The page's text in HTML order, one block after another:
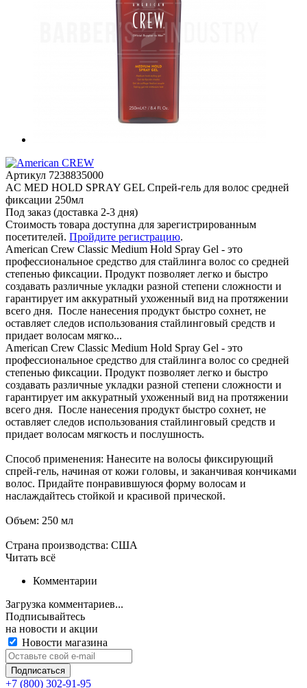
Артикул 7238835000
AC MED HOLD SPRAY GEL Спрей-гель для волос средней
фиксации 250мл
Под заказ (доставка 2-3 дня)
Стоимость товара доступна для зарегистрированным
посетителей. Пройдите регистрацию.
American Crew Classic Medium Hold Spray Gel - это
профессиональное средство для стайлинга волос со средней
степенью фиксации. Продукт позволяет легко и быстро
создавать различные укладки разной степени сложности и
гарантирует им аккуратный ухоженный вид на протяжении
всего дня. После нанесения продукт быстро сохнет, не
оставляет следов использования стайлинговый средств и
придает волосам мягко...
American Crew Classic Medium Hold Spray Gel - это
профессиональное средство для стайлинга волос со средней
степенью фиксации. Продукт позволяет легко и быстро
создавать различные укладки разной степени сложности и
гарантирует им аккуратный ухоженный вид на протяжении
всего дня. После нанесения продукт быстро сохнет, не
оставляет следов использования стайлинговый средств и
придает волосам мягкость и послушность.
Способ применения: Нанесите на волосы фиксирующий
спрей-гель, начиная от кожи головы, и заканчивая кончиками
волос. Придайте понравившуюся форму волосам и
наслаждайтесь стойкой и красивой прической.
Объем: 250 мл
Страна производства: США
Читать всё
Комментарии
Загрузка комментариев...
Подписывайтесь
на новости и акции
Новости магазина
+7 (800) 302-91-95